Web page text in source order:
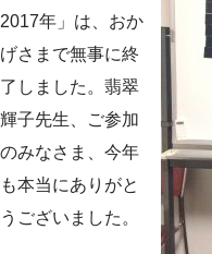
2017年」は、おか
げさまで無事に終
了しました。翡翠
輝子先生、ご参加
のみなさま、今年
も本当にありがと
うございました。